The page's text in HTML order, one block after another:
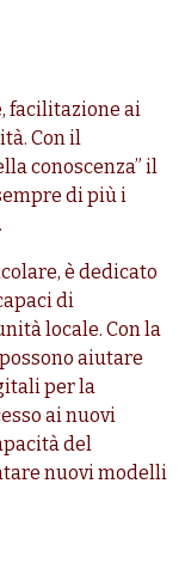
facilitazione ai
Con il
conoscenza” il
di più i
è dedicato
di
locale. Con la
aiutare
per la
ai nuovi
del
nuovi modelli